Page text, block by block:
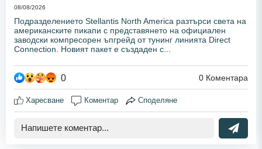
08/08/2026
Подразделението Stellantis North America разтърси света на
американските пикапи с представянето на официален
заводски компресорен ъпгрейд от тунинг линията Direct
Connection. Новият пакет е създаден с...
0 0 Коментара
Харесване Коментар Споделяне